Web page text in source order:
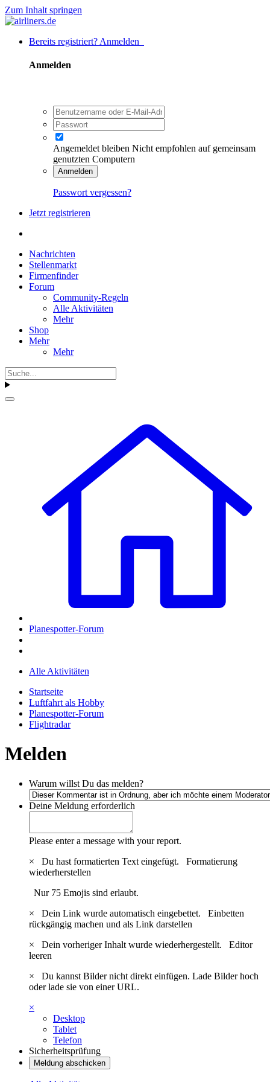
Zum Inhalt springen
Bereits registriert? Anmelden
Anmelden
Angemeldet bleiben Nicht empfohlen auf gemeinsam
genutzten Computern
Anmelden
Passwort vergessen?
Jetzt registrieren
Nachrichten
Stellenmarkt
Firmenfinder
Forum
Community-Regeln
Alle Aktivitäten
Mehr
Shop
Mehr
Mehr
Planespotter-Forum
Alle Aktivitäten
Startseite
Luftfahrt als Hobby
Planespotter-Forum
Flightradar
Melden
Warum willst Du das melden?
Deine Meldung erforderlich
Please enter a message with your report.
×
Du hast formatierten Text eingefügt. Formatierung
wiederherstellen
Nur 75 Emojis sind erlaubt.
×
Dein Link wurde automatisch eingebettet. Einbetten
rückgängig machen und als Link darstellen
×
Dein vorheriger Inhalt wurde wiederhergestellt. Editor
leeren
×
Du kannst Bilder nicht direkt einfügen. Lade Bilder hoch
oder lade sie von einer URL.
×
Desktop
Tablet
Telefon
Sicherheitsprüfung
Meldung abschicken